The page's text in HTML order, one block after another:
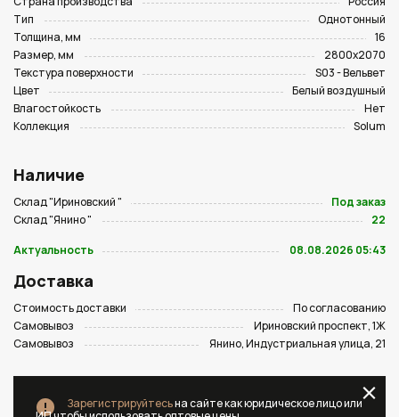
Тип
Однотонный
Толщина, мм
16
Размер, мм
2800х2070
Текстура поверхности
S03 - Вельвет
Цвет
Белый воздушный
Влагостойкость
Нет
Коллекция
Solum
Наличие
Склад "Ириновский "
Под заказ
Склад "Янино "
22
Актуальность
08.08.2026 05:43
Доставка
Стоимость доставки
По согласованию
Самовывоз
Ириновский проспект, 1Ж
Самовывоз
Янино, Индустриальная улица, 21
Зарегистрируйтесьна сайте как юридическое лицо или